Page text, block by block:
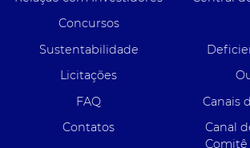
Concursos
Sustentabilidade
Licitações
FAQ
Contatos
Canais
Canal